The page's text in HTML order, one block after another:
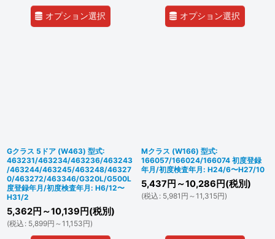
オプション選択 オプション選択
Gクラス 5ドア (W463) 型式:
463231/463234/463236/463243
/463244/463245/463248/46327
0/463272/463346/G320L/G500L
度登録年月/初度検査年月: H6/12〜
H31/2
5,362円 ～10,139 円(税別)
(税込 : 5,899円 ～11,153円)
Mクラス (W166) 型式:
166057/166024/166074 初度登録
年月/初度検査年月: H24/6〜H27/10
5,437 円 ～10,286 円(税別)
(税込 : 5,981 円 ～11,315円)